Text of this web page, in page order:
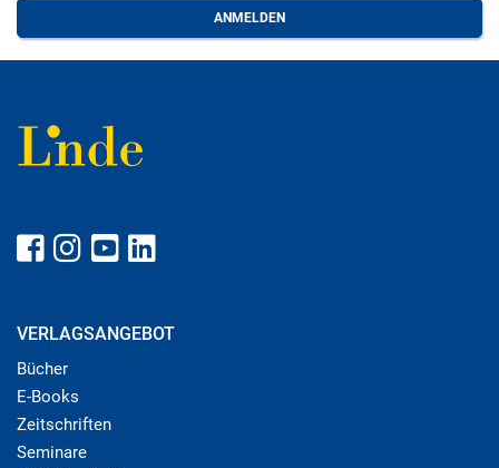
VERLAGSANGEBOT
Bücher
E-Books
Zeitschriften
Seminare